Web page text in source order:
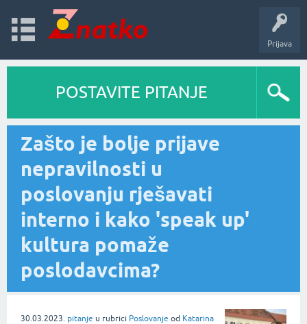
Prijava
POSTAVITE PITANJE
Zašto je bolje prijave
nepravilnosti u
poslovanju rješavati
interno i kako 'speak up'
kultura pomaže
poslodavcima?
30.03.2023. pitanje u rubrici Poslovanje od Katarina